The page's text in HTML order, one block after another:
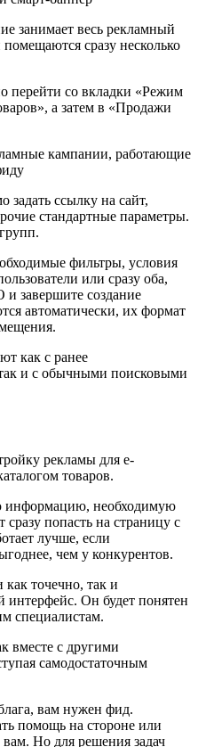
занимает весь рекламный
сразу несколько
перейти со вкладки «Режим
а затем в «Продажи
задать ссылку на сайт,
стандартные параметры.
фильтры, условия
или сразу оба,
и завершите создание
автоматически, их формат
как с ранее
и с обычными поисковыми
рекламы для e-
товаров.
информацию, необходимую
попасть на страницу с
лучше, если
чем у конкурентов.
точечно, так и
интерфейс. Он будет понятен
специалистам.
вместе с другими
самодостаточным
вам нужен фид.
помощь на стороне или
вам. Но для решения задач